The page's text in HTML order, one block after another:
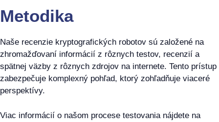
Metodika
Naše recenzie kryptografických robotov sú založené na
zhromažďovaní informácií z rôznych testov, recenzií a
spätnej väzby z rôznych zdrojov na internete. Tento prístup
zabezpečuje komplexný pohľad, ktorý zohľadňuje viaceré
perspektívy.
Viac informácií o našom procese testovania nájdete na